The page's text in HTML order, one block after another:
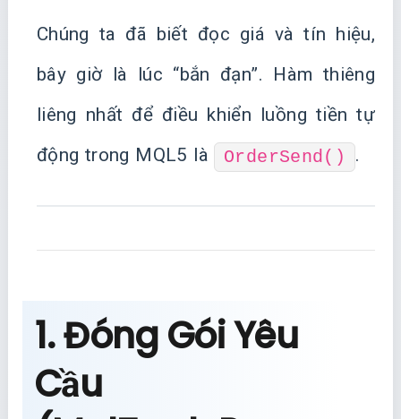
Chúng ta đã biết đọc giá và tín hiệu,
bây giờ là lúc “bắn đạn”. Hàm thiêng
liêng nhất để điều khiển luồng tiền tự
động trong MQL5 là
OrderSend() .
1. Đóng Gói Yêu
Cầu